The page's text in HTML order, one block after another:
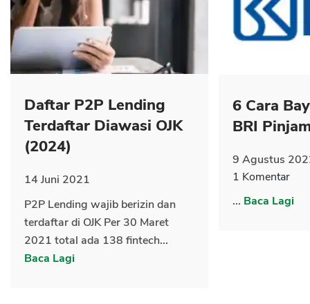
Daftar P2P Lending
Terdaftar Diawasi OJK
(2024)
14 Juni 2021
P2P Lending wajib berizin dan
terdaftar di OJK Per 30 Maret
2021 total ada 138 fintech...
Baca Lagi
6 Cara
BRI
9 Agustus
1 Komentar
... Baca Lagi
OK